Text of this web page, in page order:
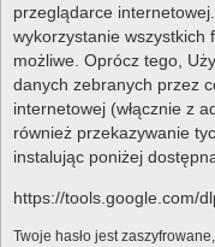
przeglądarce
wykorzystanie wszystkich
możliwe. Oprócz tego,
danych zebranych przez
internetowej (włącznie z
również przekazywanie
instalując poniżej
https://tools.google.com/
Twoje hasło jest